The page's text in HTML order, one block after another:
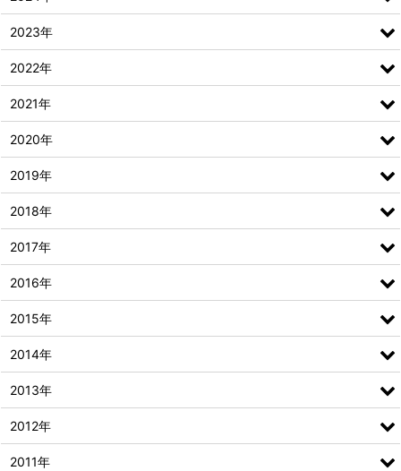
2023年
2022年
2021年
2020年
2019年
2018年
2017年
2016年
2015年
2014年
2013年
2012年
2011年